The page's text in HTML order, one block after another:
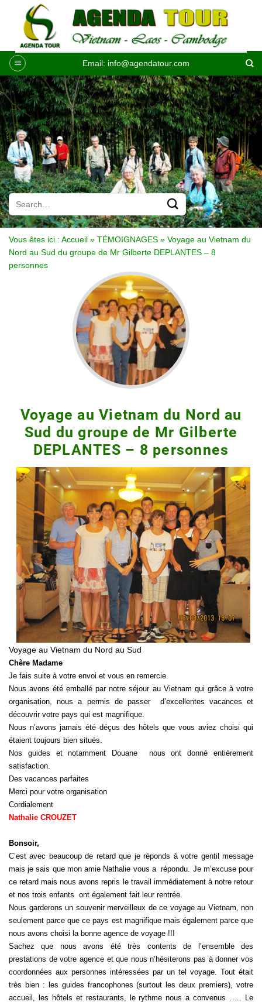
contenu
Email: info@agendatour.com
Vous êtes ici : Accueil » TÉMOIGNAGES » Voyage au Vietnam du
Nord au Sud du groupe de Mr Gilberte DEPLANTES – 8
personnes
Voyage au Vietnam du Nord au
Sud du groupe de Mr Gilberte
DEPLANTES – 8 personnes
Voyage au Vietnam du Nord au Sud
Chère Madame
Je fais suite à votre envoi et vous en remercie.
Nous avons été emballé par notre séjour au Vietnam qui grâce à votre
organisation, nous a permis de passer d’excellentes vacances et
découvrir votre pays qui est magnifique.
Nous n’avons jamais été déçus des hôtels que vous aviez choisi qui
étaient toujours bien situés.
Nos guides et notamment Douane nous ont donné entièrement
satisfaction.
Des vacances parfaites
Merci pour votre organisation
Cordialement
Nathalie CROUZET
Bonsoir,
C’est avec beaucoup de retard que je réponds à votre gentil message
mais je sais que mon amie Nathalie vous a répondu. Je m’excuse pour
ce retard mais nous avons repris le travail immédiatement à notre retour
et nos trois enfants ont également fait leur rentrée.
Nous garderons un souvenir merveilleux de ce voyage au Vietnam, non
seulement parce que ce pays est magnifique mais également parce que
nous avons choisi la bonne agence de voyage !!!
Sachez que nous avons été très contents de l’ensemble des
prestations de votre agence et que nous n’hésiterons pas à donner vos
coordonnées aux personnes intéressées par un tel voyage. Tout était
très bien : les guides francophones (surtout les deux premiers), votre
accueil, les hôtels et restaurants, le rythme nous a convenus ….. Le